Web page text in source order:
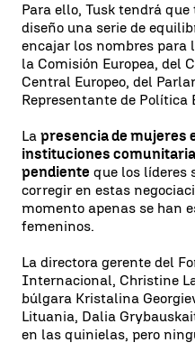
Para ello, Tusk tendrá
diseño una serie de
encajar los nombres para
la Comisión Europea, del
Central Europeo, del
Representante de Política
La presencia de mujeres
instituciones
pendiente que los líderes
corregir en estas
momento apenas se han
femeninos.
La directora gerente del
Internacional, Christine
búlgara Kristalina
Lituania, Dalia
en las quinielas, pero